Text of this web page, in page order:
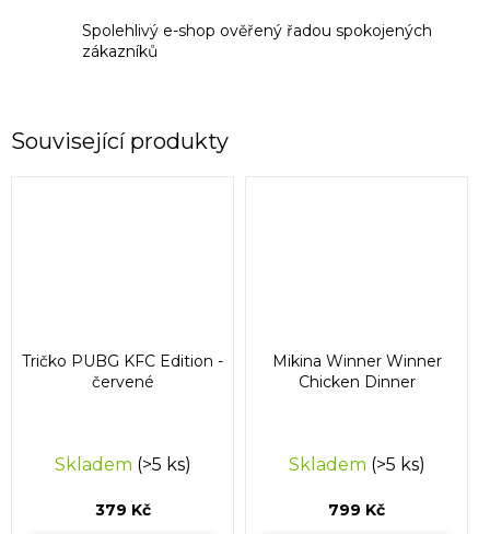
Spolehlivý e-shop ověřený řadou spokojených
zákazníků
Související produkty
Tričko PUBG KFC Edition -
červené
Skladem (>5 ks)
379 Kč
Mikina Winner Winner
Chicken Dinner
Skladem (>5 ks)
799 Kč